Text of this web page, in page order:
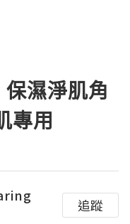
濕淨肌角
專用
追蹤